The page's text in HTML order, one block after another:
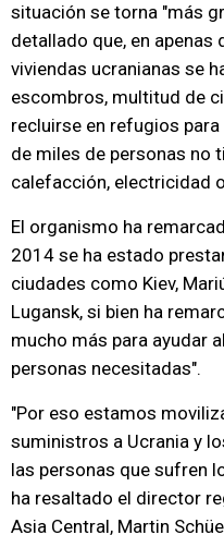
situación se torna "más
detallado que, en
viviendas ucranianas se
escombros, multitud de
recluirse en refugios
de miles de personas no
calefacción, electricidad
El organismo ha
2014 se ha estado
ciudades como Kiev,
Lugansk, si bien ha
mucho más para ayudar
personas necesitadas".
"Por eso estamos
suministros a Ucrania y
las personas que sufren
ha resaltado el director
Asia Central, Martin